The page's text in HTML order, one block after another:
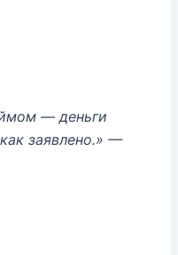
— деньги
заявлено.» —